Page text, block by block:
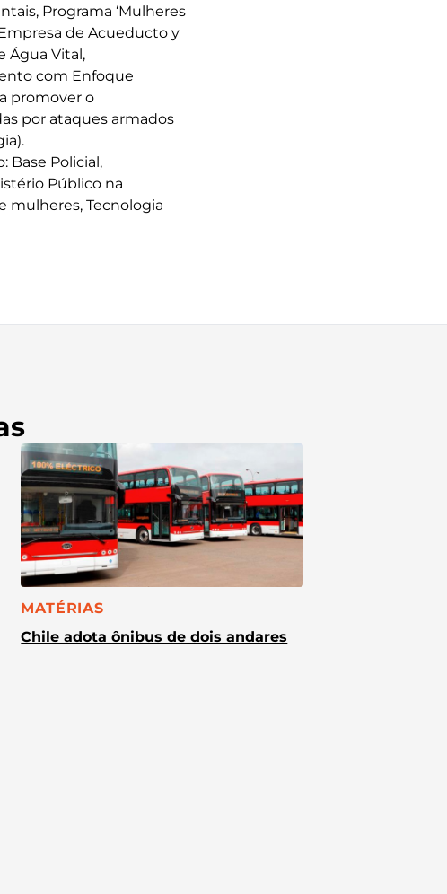
Programa ‘Mulheres
de Acueducto y
Água Vital,
com Enfoque
promover o
por ataques armados
Base Policial,
Público na
mulheres, Tecnologia
CATEGORIA:
MATÉRIAS
Chile adota ônibus de dois andares